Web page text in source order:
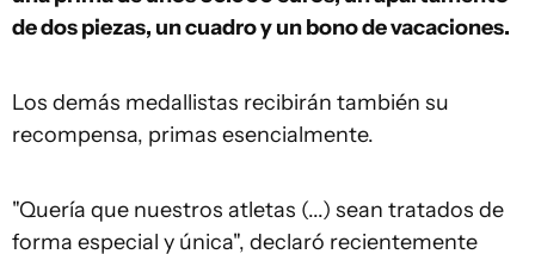
de dos piezas, un cuadro y un bono de vacaciones.
Los demás medallistas recibirán también su
recompensa, primas esencialmente.
"Quería que nuestros atletas (...) sean tratados de
forma especial y única", declaró recientemente